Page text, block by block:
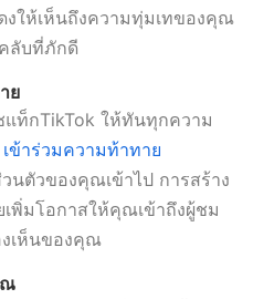
ให้เห็นถึงความทุ่มเทของคุณ
ลับที่ภักดี
ย
ท็กTikTok ให้ทันทุกความ
เข้าร่วมความท้าทาย
นตัวของคุณเข้าไป การสร้าง
พิ่มโอกาสให้คุณเข้าถึงผู้ชม
เห็นของคุณ
ณ